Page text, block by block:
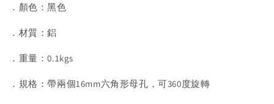
．顏色：黑色
．材質：鋁
．重量：0.1kgs
．規格：帶兩個16mm六角形母孔，可360度旋轉